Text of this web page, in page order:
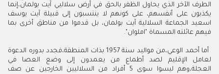
الطرف الآخر الذي يحاول الظفر بالحق في أرض سلاليي آيت بولمان،إنما
يكذبون على أنفسهم، على كونهم لا ينتسبون إلى قبيلة آيت يوسف
اسعيد الجماعة السلالية آيت بولمان، بل قدموا من مناطق أخرى بما
فيهم عائلته المسماة "املوان".
أما أحمد الوعي،من مواليد سنة 1957 بذات المنطقة،فجدد بدوره الدعوة
لعامل الإقليم لصد أطماع من يعمدون إلى وضع العصا في
العجلة،وهم ليسوا سوى 5 أفراد من السلاليين الخارجين عن صف